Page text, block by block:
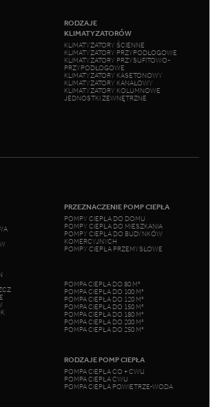
RODZAJE
KLIMATYZATORÓW
KLIMATYZATORY ŚCIENNE
KLIMATYZATORY PRZYPODŁOGOWE
KLIMATYZATORY PRZYSUFITOWO-
PRZYPODŁOGOWE
KLIMATYZATORY KASETONOWY
KLIMATYZATORY KANAŁOWY
KLIMATYZATORY KOLUMNOWE
JEDNOSTKI ZEWNĘTRZNE
PRZEZNACZENIE POMP CIEPŁA
POMPY CIEPŁA DO DOMU
POMPY CIEPŁA DO MIESZKANIA
POMPY CIEPŁA DO BUDYNKÓW
KOMERCYJNYCH
POMPY CIEPŁA PRZEMYSŁOWE
POMPA CIEPŁA DO 80 M²
POMPA CIEPŁA DO 100 M²
POMPA CIEPŁA DO 120 M²
POMPA CIEPŁA DO 150 M²
POMPA CIEPŁA DO 180 M²
POMPA CIEPŁA DO 200 M²
POMPA CIEPŁA DO 250 M²
RODZAJE POMP CIEPŁA
POMPA CIEPŁA CO + CWU
POMPA CIEPŁA CWU
POMPA CIEPŁA POWIETRZE-WODA